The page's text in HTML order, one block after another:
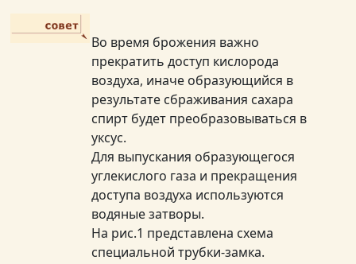
Во время брожения важно
прекратить доступ кислорода
воздуха, иначе образующийся в
результате сбраживания сахара
спирт будет преобразовываться в
уксус.
Для выпускания образующегося
углекислого газа и прекращения
доступа воздуха используются
водяные затворы.
На рис.1 представлена схема
специальной трубки-замка.